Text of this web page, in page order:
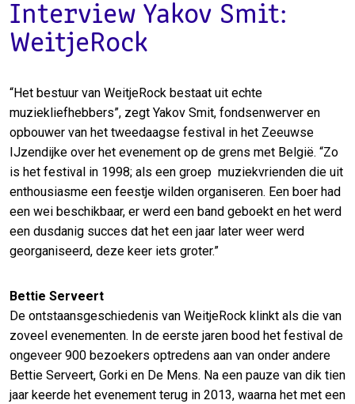
Interview Yakov Smit:
WeitjeRock
“Het bestuur van WeitjeRock bestaat uit echte
muziekliefhebbers”, zegt Yakov Smit, fondsenwerver en
opbouwer van het tweedaagse festival in het Zeeuwse
IJzendijke over het evenement op de grens met België. “Zo
is het festival in 1998; als een groep muziekvrienden die uit
enthousiasme een feestje wilden organiseren. Een boer had
een wei beschikbaar, er werd een band geboekt en het werd
een dusdanig succes dat het een jaar later weer werd
georganiseerd, deze keer iets groter.”
Bettie Serveert
De ontstaansgeschiedenis van WeitjeRock klinkt als die van
zoveel evenementen. In de eerste jaren bood het festival de
ongeveer 900 bezoekers optredens aan van onder andere
Bettie Serveert, Gorki en De Mens. Na een pauze van dik tien
jaar keerde het evenement terug in 2013, waarna het met een